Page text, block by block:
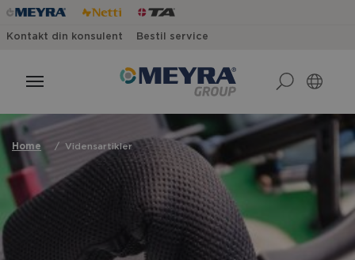
Kontakt din konsulent Bestil service
Home Vidensartikler